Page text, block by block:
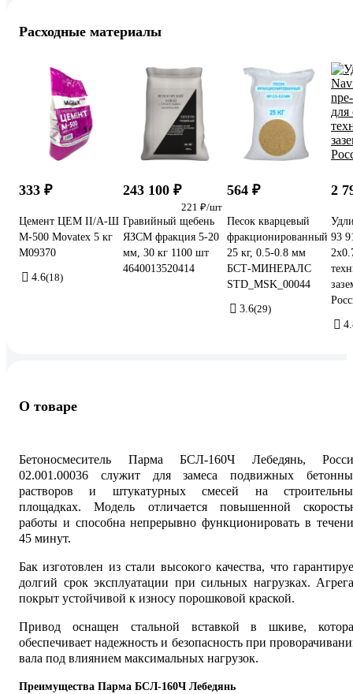
Расходные материалы
333 ₽
Цемент ЦЕМ II/А-Ш
М-500 Movatex 5 кг
М09370
4.6(18)
243 100 ₽
221 ₽/шт
Гравийный щебень
ЯЗСМ фракция 5-20
мм, 30 кг 1100 шт
4640013520414
564 ₽
Песок кварцевый
фракционированный
25 кг, 0.5-0.8 мм
БСТ-МИНЕРАЛС
STD_MSK_00044
3.6(29)
2
93
О товаре
Бетоносмеситель Парма БСЛ-160Ч Лебедянь,
02.001.00036 служит для замеса подвижных
растворов и штукатурных смесей на
площадках. Модель отличается повышенной
работы и способна непрерывно функционировать в
45 минут.
Бак изготовлен из стали высокого качества, что
долгий срок эксплуатации при сильных нагрузках.
покрыт устойчивой к износу порошковой краской.
Привод оснащен стальной вставкой в шкиве,
обеспечивает надежность и безопасность при
вала под влиянием максимальных нагрузок.
Преимущества Парма БСЛ-160Ч Лебедянь